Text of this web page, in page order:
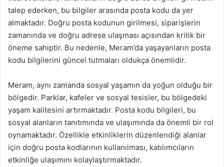
talep ederken, bu bilgiler arasında posta kodu da yer
almaktadır. Doğru posta kodunun girilmesi, siparişlerin
zamanında ve doğru adrese ulaşması açısından kritik bir
öneme sahiptir. Bu nedenle, Meram’da yaşayanların posta
kodu bilgilerini güncel tutmaları oldukça önemlidir.
Meram, aynı zamanda sosyal yaşamın da yoğun olduğu bir
bölgedir. Parklar, kafeler ve sosyal tesisler, bu bölgedeki
yaşam kalitesini artırmaktadır. Posta kodu bilgileri, bu
sosyal alanların tanıtımında ve ulaşımında da önemli bir rol
oynamaktadır. Özellikle etkinliklerin düzenlendiği alanlar
için doğru posta kodlarının kullanılması, katılımcıların
etkinliğe ulaşımını kolaylaştırmaktadır.